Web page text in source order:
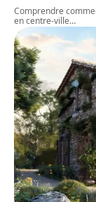
Comprendre
en centre-ville…